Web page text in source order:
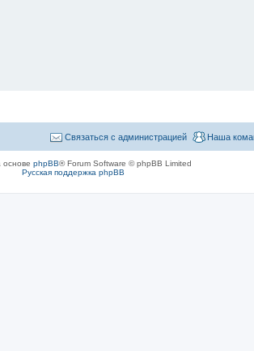
Наша
Связаться с администрацией
основе phpBB® Forum Software © phpBB Limited
Русская поддержка phpBB